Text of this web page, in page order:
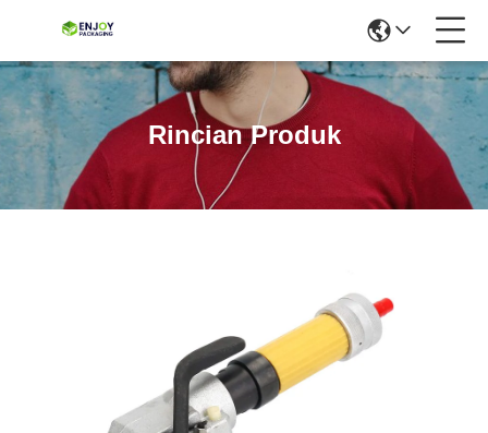
Rincian Produk